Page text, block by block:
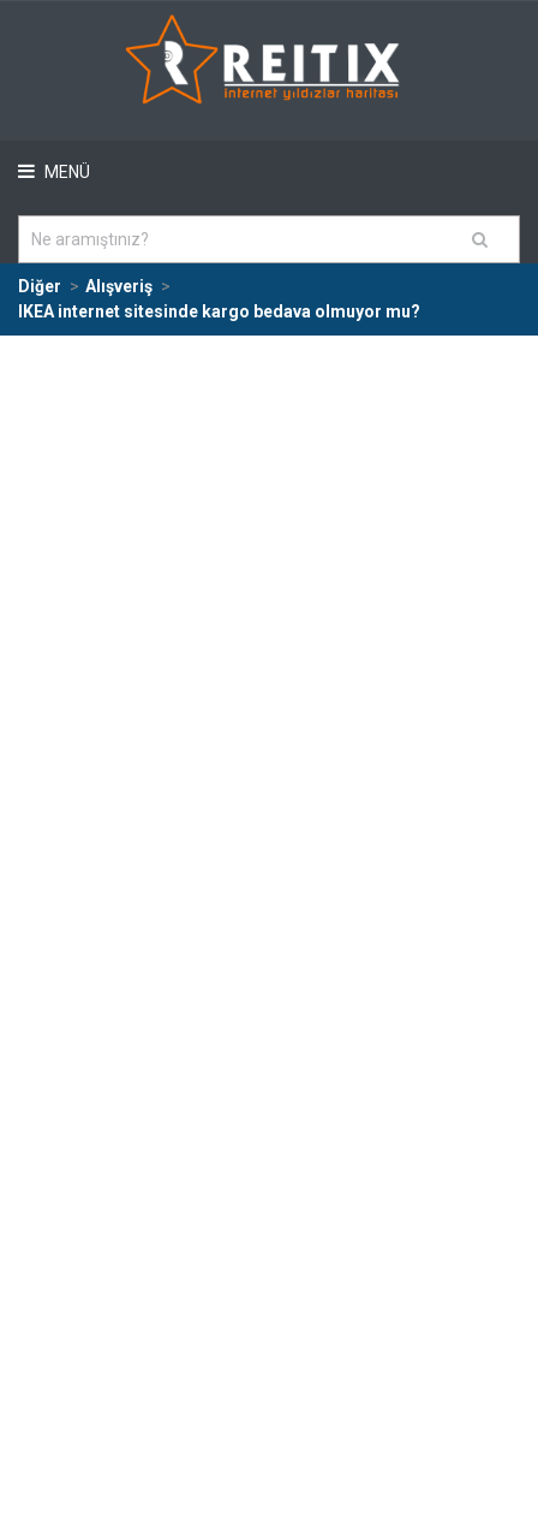
MENÜ
Diğer
Alışveriş
IKEA internet sitesinde kargo bedava olmuyor mu?